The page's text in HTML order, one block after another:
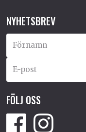
NYHETSBREV
FÖLJ OSS